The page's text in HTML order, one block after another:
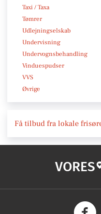
Taxi / Taxa
Tømrer
Udlejningselskab
Undervisning
Undervognsbehandling
Vinduespudser
VVS
Øvrige
Få tilbud fra lokale
VORES